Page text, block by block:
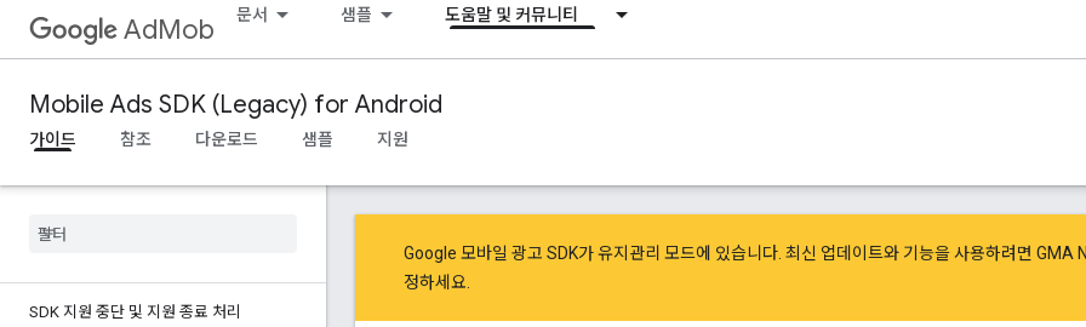
AdMob 문서 샘플 도움말 및 커뮤니티
Mobile Ads SDK (Legacy) for Android
가이드 참조 다운로드 샘플 지원
SDK 지원 중단 및 지원 종료 처리
Google 모바일 광고 SDK가 유지관리 모드에 있습니다. 최신 업데이트와 기능을 사용하려면 GMA
정하세요.